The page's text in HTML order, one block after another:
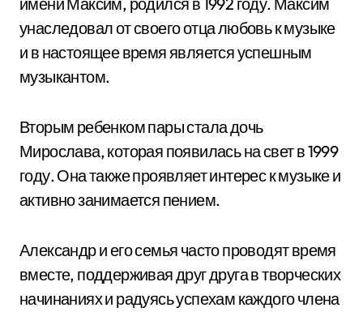
унаследовал от своего отца любовь к музыке
и в настоящее время является успешным
музыкантом.
Вторым ребенком пары стала дочь
Мирослава, которая появилась на свет в 1999
году. Она также проявляет интерес к музыке и
активно занимается пением.
Александр и его семья часто проводят время
вместе, поддерживая друг друга в творческих
начинаниях и радуясь успехам каждого члена